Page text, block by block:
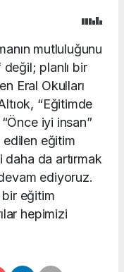
mutluluğunu
değil; planlı bir
Eral Okulları
“Eğitimde
iyi insan”
edilen eğitim
da artırmak
devam ediyoruz.
eğitim
hepimizi